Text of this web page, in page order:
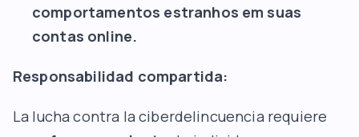
comportamentos estranhos em suas
contas online.
Responsabilidad compartida:
La lucha contra la ciberdelincuencia requiere